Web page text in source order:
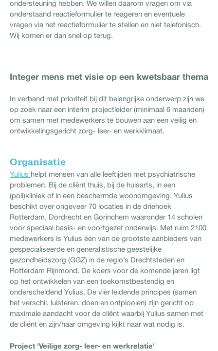
ondersteuning hebben. We willen daarom vragen om via
onderstaand reactieformulier te reageren en eventuele
vragen via het reactieformulier te stellen en niet telefonisch.
Wij komen er dan snel op terug.
Integer mens met visie op een kwetsbaar thema
In verband met prioriteit bij dit belangrijke onderwerp zijn we
op zoek naar een interim projectleider (minimaal 6 maanden)
om samen met medewerkers te bouwen aan een veilig en
ontwikkelingsgericht zorg- leer- en werkklimaat.
Organisatie
Yulius helpt mensen van alle leeftijden met psychiatrische
problemen. Bij de cliënt thuis, bij de huisarts, in een
(poli)kliniek of in een beschermde woonomgeving. Yulius
beschikt over ongeveer 70 locaties in de driehoek
Rotterdam, Dordrecht en Gorinchem waaronder 14 scholen
voor speciaal basis- en voortgezet onderwijs. Met ruim 2100
medewerkers is Yulius één van de grootste aanbieders van
gespecialiseerde en generalistische geestelijke
gezondheidszorg (GGZ) in de regio’s Drechtsteden en
Rotterdam Rijnmond. De koers voor de komende jaren ligt
op het ontwikkelen van een toekomstbestendig en
onderscheidend Yulius. De vier leidende principes (samen
het verschil, luisteren, doen en ontplooien) zijn gericht op
maximale aandacht voor de cliënt waarbij Yulius samen met
de cliënt en zijn/haar omgeving kijkt naar wat nodig is.
Project 'Veilige zorg- leer- en werkrelatie'